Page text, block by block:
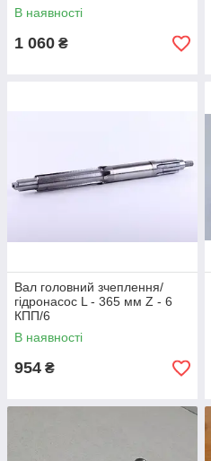
В наявності
1 060 ₴
Вал головний зчеплення/
гідронасос L - 365 мм Z - 6
КПП/6
В наявності
954 ₴